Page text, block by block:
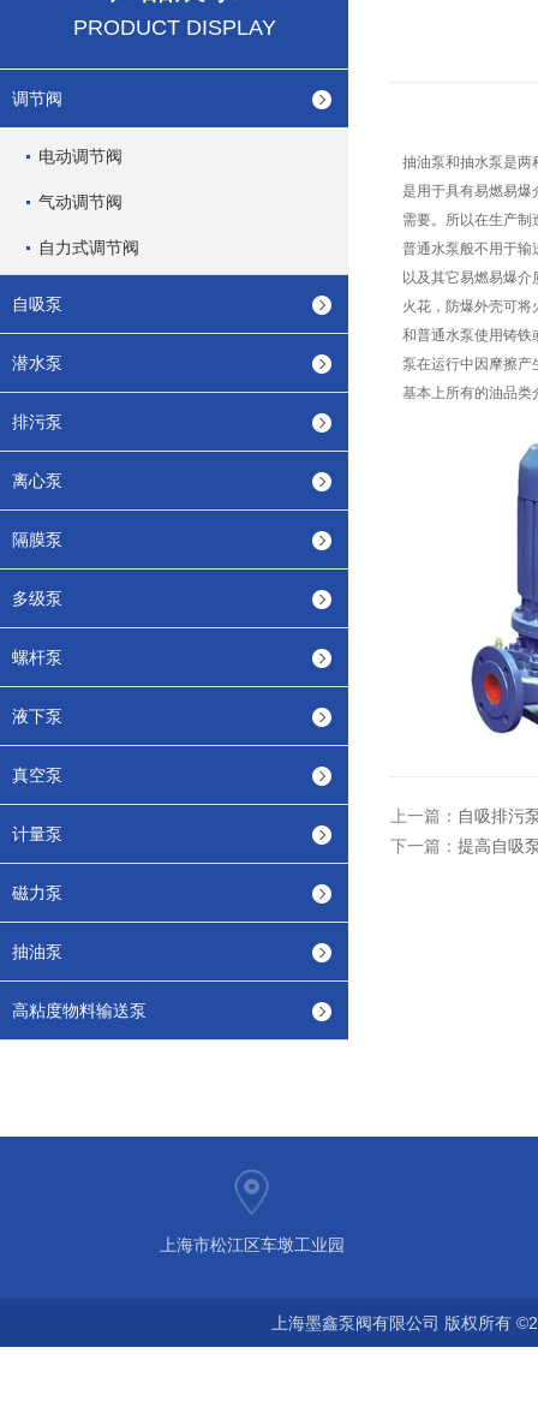
PRODUCT DISPLAY
调节阀
电动调节阀
气动调节阀
自力式调节阀
自吸泵
潜水泵
排污泵
离心泵
隔膜泵
多级泵
螺杆泵
液下泵
真空泵
计量泵
磁力泵
抽油泵
高粘度物料输送泵
抽油泵和抽水泵是两
是用于具有易燃易爆
需要。所以在生产
普通水泵般不用于输
以及其它易燃易爆
火花，防爆外壳可
和普通水泵使用铸铁
泵在运行中因摩擦产
基本上所有的油品类
上一篇： 自吸排污
下一篇： 提高自吸
上海市松江区车墩工业园
上海墨鑫泵阀有限公司 版权所有